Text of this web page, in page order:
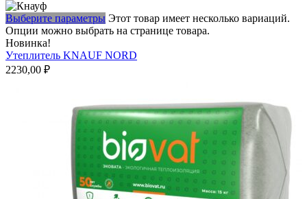
Выберите параметры Этот товар имеет несколько вариаций.
Опции можно выбрать на странице товара.
Новинка!
Утеплитель KNAUF NORD
2230,00 ₽